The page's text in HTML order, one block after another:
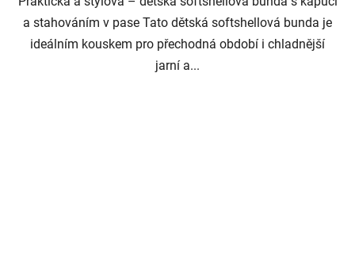
a stahováním v pase Tato dětská softshellová bunda je
ideálním kouskem pro přechodná období i chladnější
jarní a...